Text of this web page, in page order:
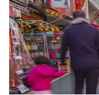
00:00 01:31